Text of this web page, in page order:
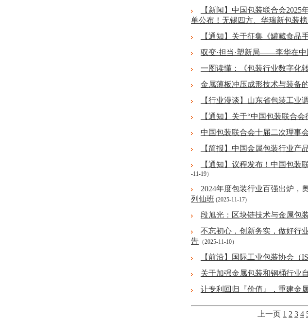
【新闻】中国包装联合会
单公布！无锡四方、华瑞新包装榜
【通知】关于征集《罐藏食品
驭变·担当·塑新局——李华在
一图读懂：《包装行业数字化
金属薄板冲压成形技术与装备
【行业漫谈】山东省包装工业
【通知】关于“中国包装联合
中国包装联合会十届二次理事
【简报】中国金属包装行业产
【通知】议程发布！中国包装
-11-19）
2024年度包装行业百强出炉，
列仙班 (2025-11-17)
段旭光：区块链技术与金属包
不忘初心，创新务实，做好行
告 （2025-11-10）
【前沿】国际工业包装协会（
关于加强金属包装和钢桶行业
让专利回归『价值』，重建金
上一页 1 2 3 4